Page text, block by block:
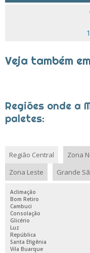
NIVELADORES DE CARGA
TOMBADOR DE CAÇAMBA
TRANSPORTADOR AÉREO
TRANSPORTADOR AÉREO
TROLLEY TRANSPORTADOR
Veja também
Regiões onde a
paletes:
Região Central Zona
Zona Leste
Grande
Aclimação
Bom Retiro
Cambuci
Consolação
Glicério
Luz
República
Santa Efigênia
Vila Buarque